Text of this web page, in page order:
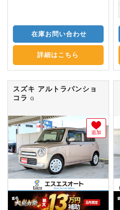
在庫お問い合わせ
詳細はこちら
スズキ アルトラパンショ
コラ
G
追加